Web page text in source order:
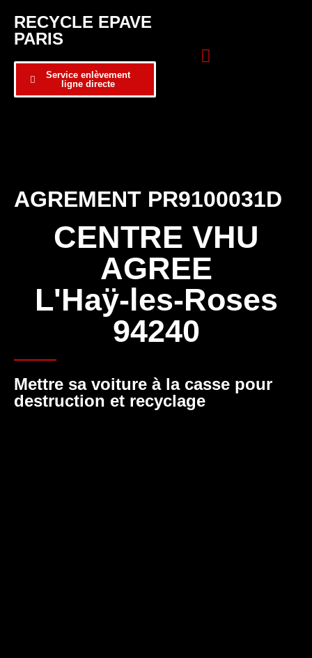
RECYCLE EPAVE
PARIS
Service enlèvement
ligne directe
AGREMENT PR9100031D
CENTRE VHU
AGREE
L'Haÿ-les-Roses
94240
Mettre sa voiture à la casse pour
destruction et recyclage